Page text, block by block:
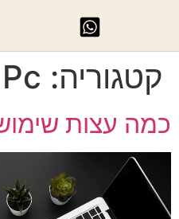
קטגוריה: Pc
כמה עצות